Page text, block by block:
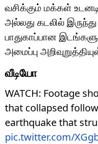
வசிக்கும் மக்கள்
அல்லது கடலில்
பாதுகாப்பான
அமைப்பு
வீடியோ
WATCH: Footage
that collapsed
earthquake that
pic.twitter.com/